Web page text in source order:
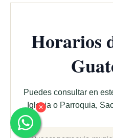
✕
Horarios
Puedes consultar en
Iglesia o Parroquia,